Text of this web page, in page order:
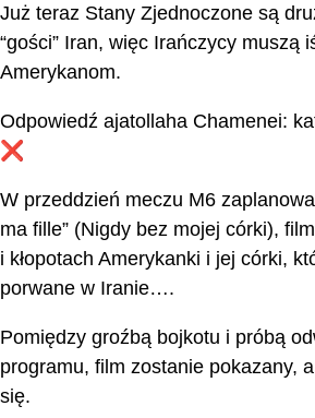
Już teraz Stany Zjednoczone są
“gości” Iran, więc Irańczycy muszą
Amerykanom.
Odpowiedź ajatollaha Chamenei:
❌
W przeddzień meczu M6
ma fille” (Nigdy bez mojej córki),
i kłopotach Amerykanki i jej córki,
porwane w Iranie….
Pomiędzy groźbą bojkotu i próbą
programu, film zostanie pokazany,
się.